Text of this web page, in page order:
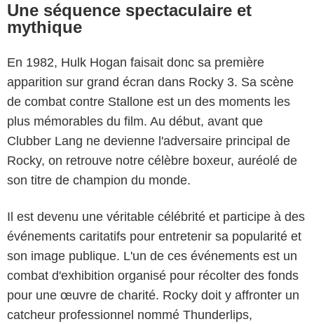
Une séquence spectaculaire et
mythique
En 1982, Hulk Hogan faisait donc sa première
apparition sur grand écran dans Rocky 3. Sa scène
de combat contre Stallone est un des moments les
plus mémorables du film. Au début, avant que
Clubber Lang ne devienne l'adversaire principal de
Rocky, on retrouve notre célèbre boxeur, auréolé de
son titre de champion du monde.
Il est devenu une véritable célébrité et participe à des
événements caritatifs pour entretenir sa popularité et
son image publique. L'un de ces événements est un
combat d'exhibition organisé pour récolter des fonds
pour une œuvre de charité. Rocky doit y affronter un
catcheur professionnel nommé Thunderlips,